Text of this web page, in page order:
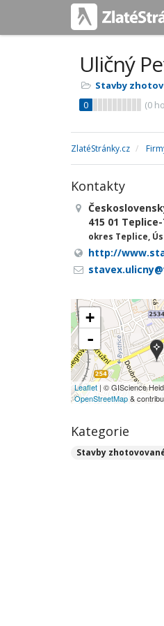
Uličný
Stavby
0
(0
ZlatéStránky.cz
Kontakty
415 01
okres Teplice,
http://
+
-
Leaflet | © GIScience
OpenStreetMap&
Kategorie
Stavby